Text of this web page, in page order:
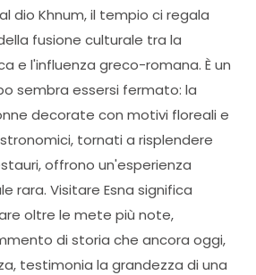
dio Khnum, il tempio ci regala
fusione culturale tra la
e l'influenza greco-romana. È un
sembra essersi fermato: la
decorate con motivi floreali e
tornati a risplendere
offrono un'esperienza
rara. Visitare Esna significa
oltre le mete più note,
di storia che ancora oggi,
testimonia la grandezza di una